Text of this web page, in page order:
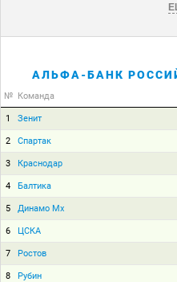
АЛЬФА-БАНК
№ Команда
1 Зенит
2 Спартак
3 Краснодар
4 Балтика
5 Динамо Мх
6 ЦСКА
7 Ростов
8 Рубин